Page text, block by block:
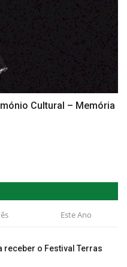
Cultural – Memória
Este Ano
receber o Festival Terras